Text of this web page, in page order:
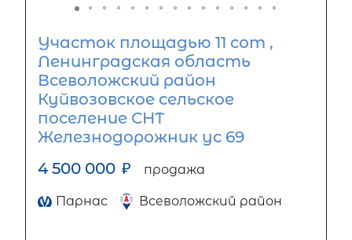
Участок площадью 11 сот ,
Ленинградская область
Всеволожский район
Куйвозовское сельское
поселение СНТ
Железнодорожник ус 69
4 500 000 ₽ продажа
Парнас Всеволожский район